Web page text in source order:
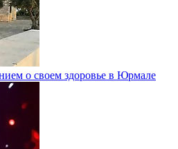
о своем здоровье в Юрмале